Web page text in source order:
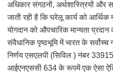
अधिकार संगठनों, अर्थशास्त्रियों और
जाती रही है कि घरेलू कार्य को आर्थिक
योगदान को औपचारिक मान्यता
संवैधानिक पृष्ठभूमि में भारत के
निर्णय एसएलपी (सिविल ) नंबर
आईएनएससी 634 के रूपमें एक ऐसा